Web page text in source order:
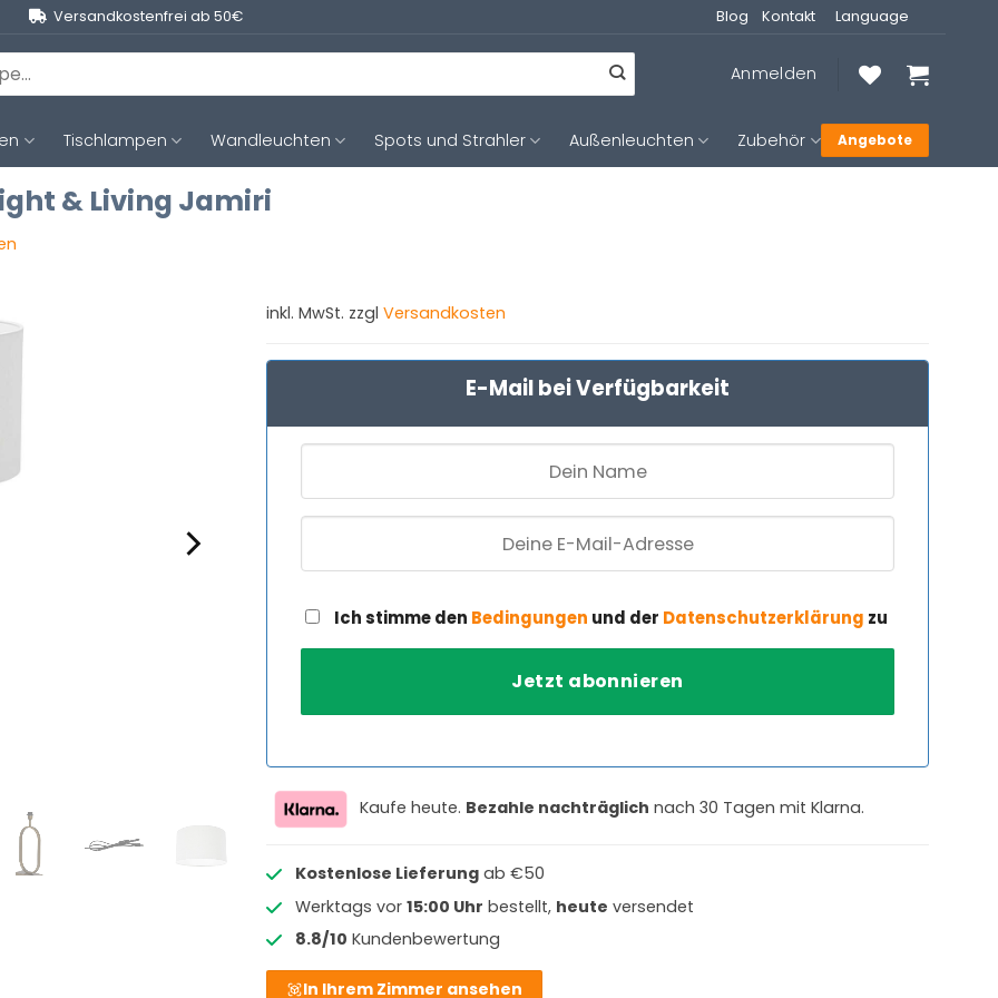
Versandkostenfrei ab 50€ Blog Kontakt Language
Anmelden
Tischlampen Wandleuchten Spots und Strahler Außenleuchten Zubehör Angebote
& Living Jamiri
inkl. MwSt. zzgl Versandkosten
E-Mail bei Verfügbarkeit
Ich stimme den Bedingungen und der Datenschutzerklärung zu
Kaufe heute. Bezahle nachträglich nach 30 Tagen mit Klarna.
Kostenlose Lieferungab €50
Werktags vor 15:00 Uhr bestellt, heute versendet
8.8/10 Kundenbewertung
In Ihrem Zimmer ansehen